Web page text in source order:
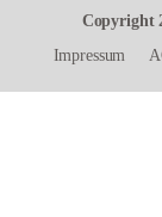
Copyright
Impressum